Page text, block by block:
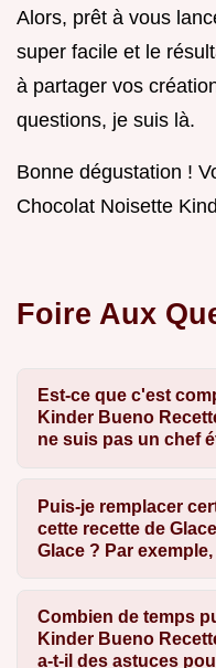
Alors, prêt à vous
super facile et le
à partager vos
questions, je suis là.
Bonne dégustation !
Chocolat Noisette
Foire Aux
Est-ce que c'est
Kinder Bueno
ne suis pas un chef
Puis-je remplacer
cette recette de
Glace ? Par
Combien de temps
Kinder Bueno
a-t-il des astuces